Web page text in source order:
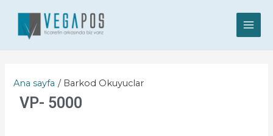
Ana sayfa Barkod Okuyuclar
VP- 5000